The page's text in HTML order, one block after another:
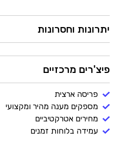
יתרונות וחסרונות
פיצ'רים מרכזיים
פריסה ארצית
מספקים מענה מהיר ומקצועי
מחירים אטרקטיביים
עמידה בלוחות זמנים